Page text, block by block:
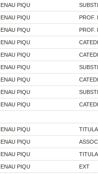
PIQU
PIQU PROF.
PIQU PROF.
PIQU
PIQU
PIQU
PIQU
PIQU
PIQU
PIQU
PIQU
PIQU
PIQU EXT